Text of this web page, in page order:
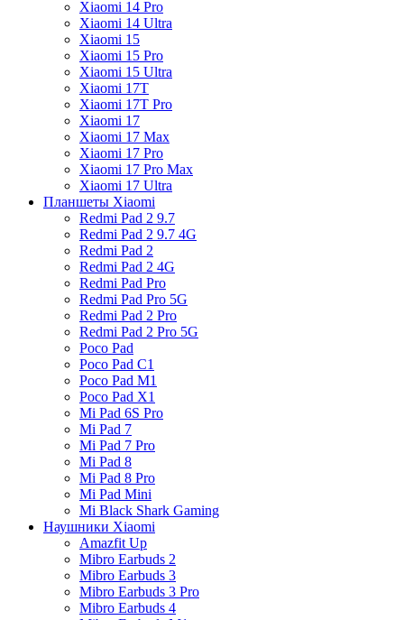
Xiaomi 14 Pro
Xiaomi 14 Ultra
Xiaomi 15
Xiaomi 15 Pro
Xiaomi 15 Ultra
Xiaomi 17T
Xiaomi 17T Pro
Xiaomi 17
Xiaomi 17 Max
Xiaomi 17 Pro
Xiaomi 17 Pro Max
Xiaomi 17 Ultra
Планшеты Xiaomi
Redmi Pad 2 9.7
Redmi Pad 2 9.7 4G
Redmi Pad 2
Redmi Pad 2 4G
Redmi Pad Pro
Redmi Pad Pro 5G
Redmi Pad 2 Pro
Redmi Pad 2 Pro 5G
Poco Pad
Poco Pad C1
Poco Pad M1
Poco Pad X1
Mi Pad 6S Pro
Mi Pad 7
Mi Pad 7 Pro
Mi Pad 8
Mi Pad 8 Pro
Mi Pad Mini
Mi Black Shark Gaming
Наушники Xiaomi
Amazfit Up
Mibro Earbuds 2
Mibro Earbuds 3
Mibro Earbuds 3 Pro
Mibro Earbuds 4